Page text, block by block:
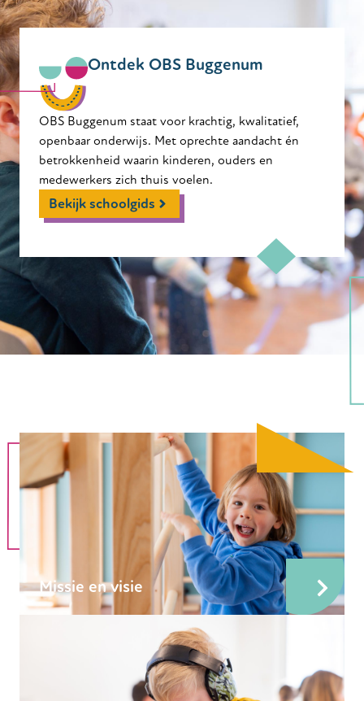
Ontdek OBS Buggenum
OBS Buggenum staat voor krachtig, kwalitatief,
openbaar onderwijs. Met oprechte aandacht én
betrokkenheid waarin kinderen, ouders en
medewerkers zich thuis voelen.
Bekijk schoolgids
Missie en visie